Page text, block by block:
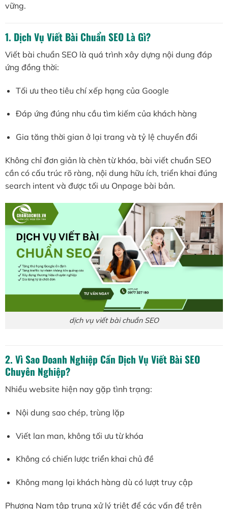
vững.
1. Dịch Vụ Viết Bài Chuẩn SEO Là Gì?
Viết bài chuẩn SEO là quá trình xây dựng nội dung đáp
ứng đồng thời:
Tối ưu theo tiêu chí xếp hạng của Google
Đáp ứng đúng nhu cầu tìm kiếm của khách hàng
Gia tăng thời gian ở lại trang và tỷ lệ chuyển đổi
Không chỉ đơn giản là chèn từ khóa, bài viết chuẩn SEO
cần có cấu trúc rõ ràng, nội dung hữu ích, triển khai đúng
search intent và được tối ưu Onpage bài bản.
dịch vụ viết bài chuẩn SEO
2. Vì Sao Doanh Nghiệp Cần Dịch Vụ Viết Bài SEO
Chuyên Nghiệp?
Nhiều website hiện nay gặp tình trạng:
Nội dung sao chép, trùng lặp
Viết lan man, không tối ưu từ khóa
Không có chiến lược triển khai chủ đề
Không mang lại khách hàng dù có lượt truy cập
Phương Nam tập trung xử lý triệt để các vấn đề trên